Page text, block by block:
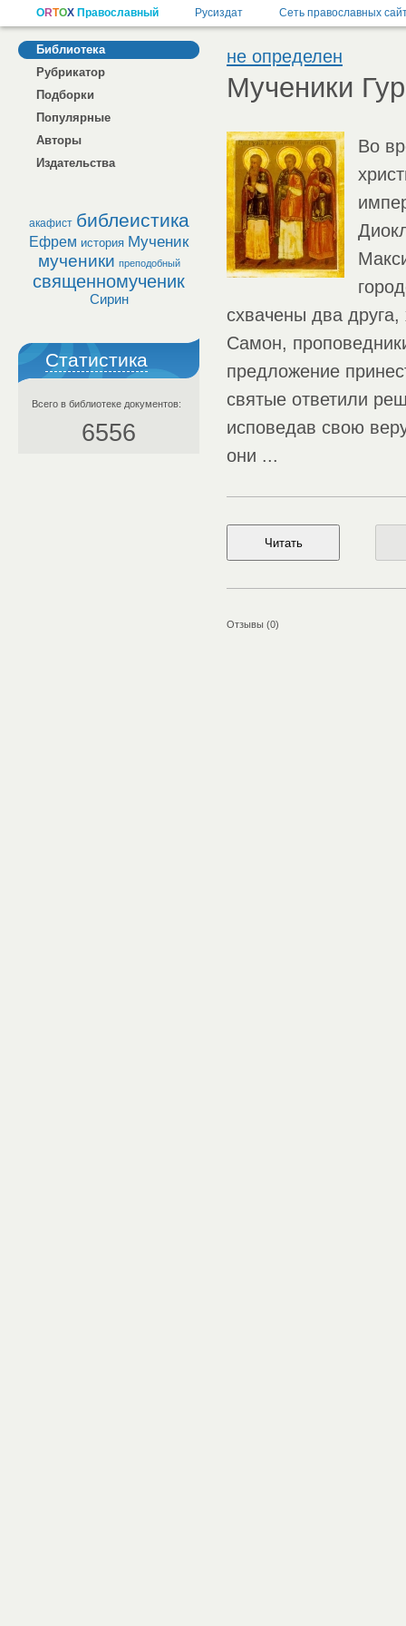
Библиотека
Рубрикатор
Подборки
Популярные
Авторы
Издательства
акафист библеистика
Ефрем история Мученик
мученики преподобный
священномученик
Сирин
Статистика
Всего в библиотеке документов:
6556
не определен
Мученики
Во
схвачены два друга,
Самон,
предложение
святые ответили
исповедав свою
они ...
Отзывы (0)